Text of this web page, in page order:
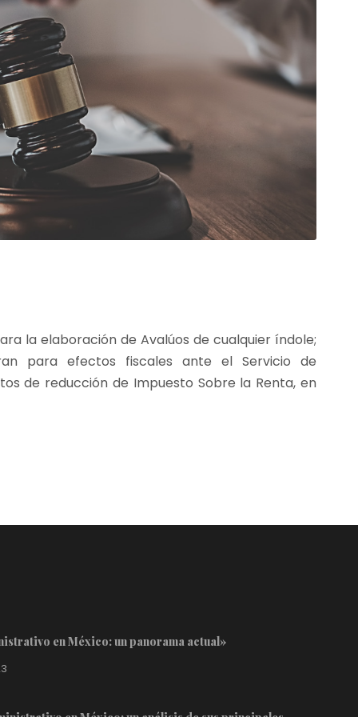
la elaboración de Avalúos de cualquier índole;
para efectos fiscales ante el Servicio de
de reducción de Impuesto Sobre la Renta, en
en México: un panorama actual»